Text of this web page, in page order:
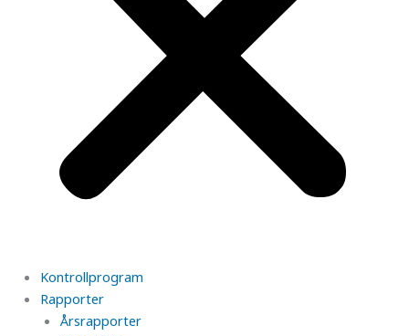
Kontrollprogram
Rapporter
Årsrapporter